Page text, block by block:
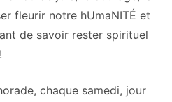
fleurir notre hUmaNITÉ et
de savoir rester spirituel
chaque samedi, jour